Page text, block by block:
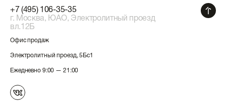
+7 (495) 106-35-35
г. Москва, ЮАО, Электролитный проезд
вл.12Б
Офис продаж
Электролитный проезд, 5Бс1
Ежедневно 9:00 — 21:00